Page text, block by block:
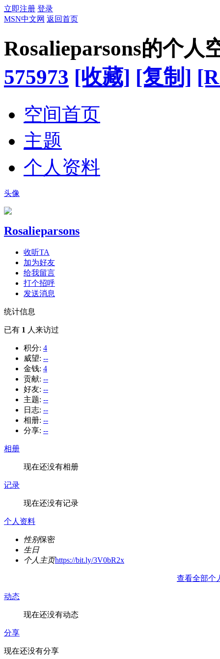
立即注册 登录
MSN中文网 返回首页
Rosalieparsons的个人
575973 [收藏] [复制]
空间首页
主题
个人资料
头像
Rosalieparsons
收听TA
加为好友
给我留言
打个招呼
发送消息
统计信息
已有 1 人来访过
积分: 4
威望: --
金钱: 4
贡献: --
好友: --
主题: --
日志: --
相册: --
分享: --
相册
现在还没有相册
记录
现在还没有记录
个人资料
性别保密
生日
个人主页https://bit.ly/3V0bR2x
查看全部个
动态
现在还没有动态
分享
现在还没有分享